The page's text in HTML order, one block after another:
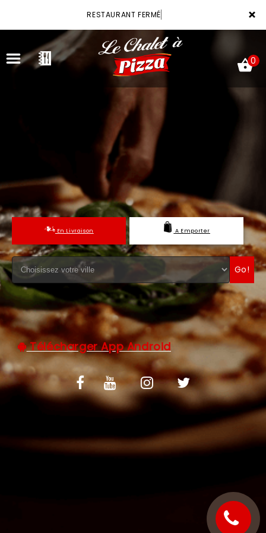
×
RESTAURANT FERMÉ
VOTRE COMPTE
NOTRE RESTAURANT
MENTIONS LÉGALES
C.G.V
0
En Livraison A Emporter
Go!
Télécharger App Android